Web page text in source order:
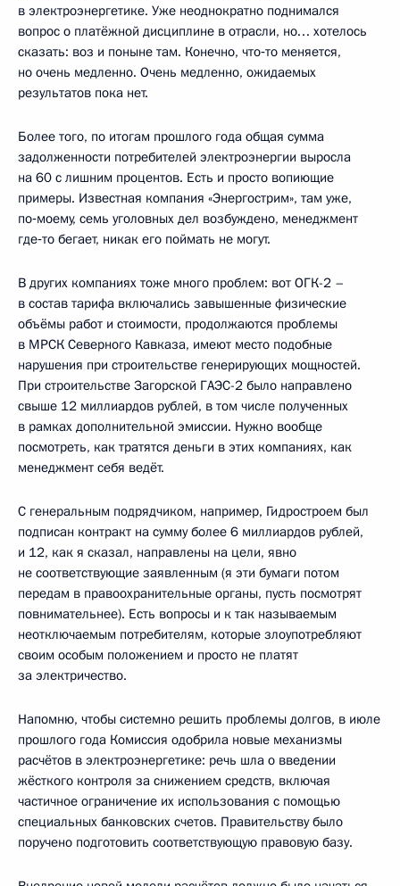
в электроэнергетике. Уже неоднократно поднимался
вопрос о платёжной дисциплине в отрасли, но… хотелось
сказать: воз и поныне там. Конечно, что‑то меняется,
но очень медленно. Очень медленно, ожидаемых
результатов пока нет.
Более того, по итогам прошлого года общая сумма
задолженности потребителей электроэнергии выросла
на 60 с лишним процентов. Есть и просто вопиющие
примеры. Известная компания «Энергострим», там уже,
по‑моему, семь уголовных дел возбуждено, менеджмент
где‑то бегает, никак его поймать не могут.
В других компаниях тоже много проблем: вот ОГК-2 –
в состав тарифа включались завышенные физические
объёмы работ и стоимости, продолжаются проблемы
в МРСК Северного Кавказа, имеют место подобные
нарушения при строительстве генерирующих мощностей.
При строительстве Загорской ГАЭС-2 было направлено
свыше 12 миллиардов рублей, в том числе полученных
в рамках дополнительной эмиссии. Нужно вообще
посмотреть, как тратятся деньги в этих компаниях, как
менеджмент себя ведёт.
С генеральным подрядчиком, например, Гидростроем был
подписан контракт на сумму более 6 миллиардов рублей,
и 12, как я сказал, направлены на цели, явно
не соответствующие заявленным (я эти бумаги потом
передам в правоохранительные органы, пусть посмотрят
повнимательнее). Есть вопросы и к так называемым
неотключаемым потребителям, которые злоупотребляют
своим особым положением и просто не платят
за электричество.
Напомню, чтобы системно решить проблемы долгов, в июле
прошлого года Комиссия одобрила новые механизмы
расчётов в электроэнергетике: речь шла о введении
жёсткого контроля за снижением средств, включая
частичное ограничение их использования с помощью
специальных банковских счетов. Правительству было
поручено подготовить соответствующую правовую базу.